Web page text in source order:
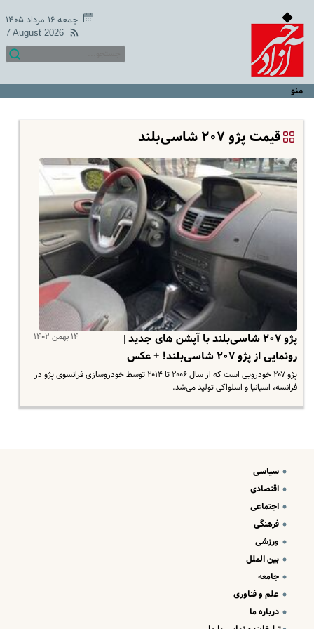
جمعه ۱۶ مرداد ۱۴۰۵
7 August 2026
منو
قیمت پژو ۲۰۷ شاسی‌بلند
۱۴ بهمن ۱۴۰۲
پژو ۲۰۷ شاسی‌بلند با آپشن های جدید |
رونمایی از پژو ۲۰۷ شاسی‌بلند! + عکس
پژو ۲۰۷ خودرویی است که از سال ۲۰۰۶ تا ۲۰۱۴ توسط خودروسازی فرانسوی پژو در
فرانسه، اسپانیا و اسلواکی تولید می‌شد.
سیاسی
اقتصادی
اجتماعی
فرهنگی
ورزشی
بین الملل
جامعه
علم و فناوری
درباره ما